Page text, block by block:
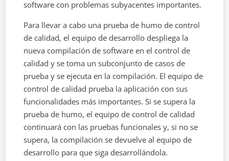
software con problemas subyacentes importantes.
Para llevar a cabo una prueba de humo de control
de calidad, el equipo de desarrollo despliega la
nueva compilación de software en el control de
calidad y se toma un subconjunto de casos de
prueba y se ejecuta en la compilación. El equipo de
control de calidad prueba la aplicación con sus
funcionalidades más importantes. Si se supera la
prueba de humo, el equipo de control de calidad
continuará con las pruebas funcionales y, si no se
supera, la compilación se devuelve al equipo de
desarrollo para que siga desarrollándola.